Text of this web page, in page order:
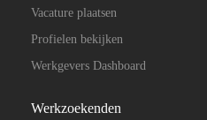
Vacature plaatsen
Profielen bekijken
Werkgevers Dashboard
Werkzoekenden